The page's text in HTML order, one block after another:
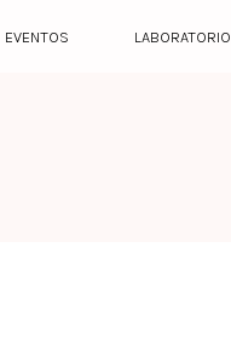
EVENTOS LABORATORIO